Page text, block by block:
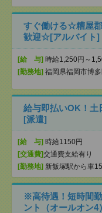
すぐ働ける☆糟屋
歓迎☆[アルバイト]
[給 与] 時給1,250円～
[勤務地] 福岡県福岡市博
給与即払いOK！土
[派遣]
[給 与] 時給1150円
[交通費]交通費支給有り
[勤務地] 新飯塚駅から車
※高待遇！短時間
ント（オールオン